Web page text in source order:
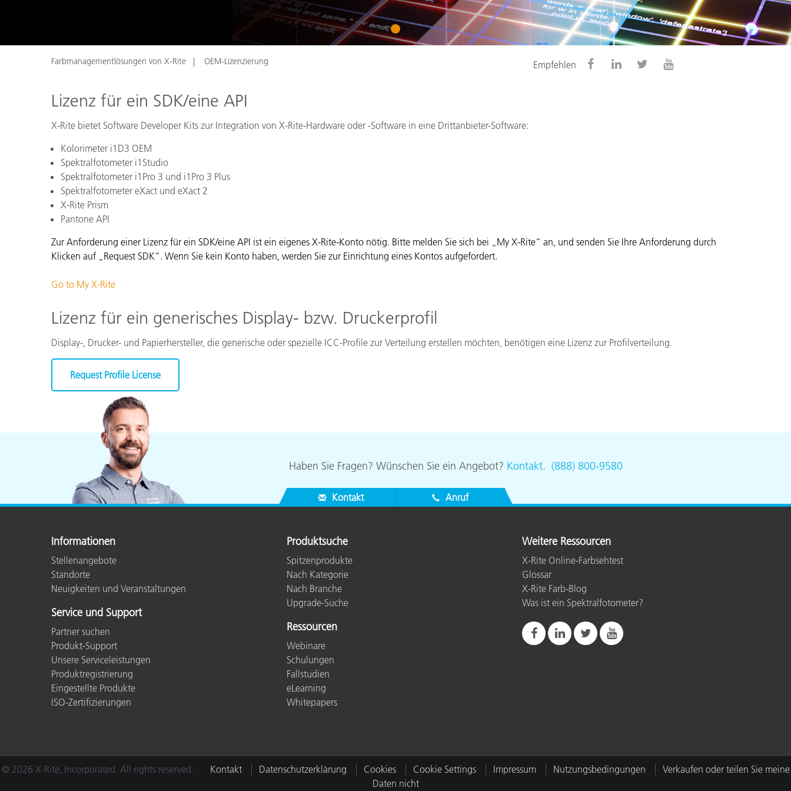
Papier
Baumaterialien
1
Farbmanagementlösungen von X-Rite OEM-Lizenzierung Empfehlen
Lizenz für ein SDK/eine API
X-Rite bietet Software Developer Kits zur Integration von X-Rite-Hardware oder -Software in eine Drittanbieter-Software:
Kolorimeter i1D3 OEM
Spektralfotometer i1Studio
Spektralfotometer i1Pro 3 und i1Pro 3 Plus
Spektralfotometer eXact und eXact 2
X-Rite Prism
Pantone API
Zur Anforderung einer Lizenz für ein SDK/eine API ist ein eigenes X-Rite-Konto nötig. Bitte melden Sie sich bei „My X-Rite“ an, und senden Sie Ihre Anforderung durch
Klicken auf „Request SDK“. Wenn Sie kein Konto haben, werden Sie zur Einrichtung eines Kontos aufgefordert.
Go to My X-Rite
Lizenz für ein generisches Display- bzw. Druckerprofil
Display-, Drucker- und Papierhersteller, die generische oder spezielle ICC-Profile zur Verteilung erstellen möchten, benötigen eine Lizenz zur Profilverteilung.
Request Profile License
Haben Sie Fragen? Wünschen Sie ein Angebot? Kontakt. (888) 800-9580
Kontakt Anruf
Informationen
Stellenangebote
Standorte
Neuigkeiten und Veranstaltungen
Service und Support
Partner suchen
Produkt-Support
Unsere Serviceleistungen
Produktregistrierung
Eingestellte Produkte
ISO-Zertifizierungen
Produktsuche
Spitzenprodukte
Nach Kategorie
Nach Branche
Upgrade-Suche
Ressourcen
Webinare
Schulungen
Fallstudien
eLearning
Whitepapers
Weitere Ressourcen
X-Rite Online-Farbsehtest
Glossar
X-Rite Farb-Blog
Was ist ein Spektralfotometer?
© 2026 X-Rite, Incorporated. All rights reserved. Kontakt Datenschutzerklärung Cookies Cookie Settings Impressum Nutzungsbedingungen
Verkaufen oder teilen Sie meine
Daten nicht